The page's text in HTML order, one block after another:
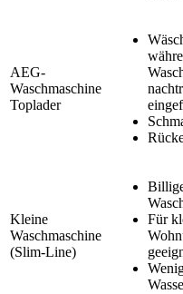
AEG-
Waschmaschine
Toplader
Kleine
Waschmaschine
(Slim-Line)
Für